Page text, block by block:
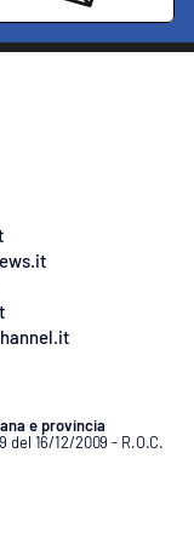
e provincia
16/12/2009 - R.O.C.